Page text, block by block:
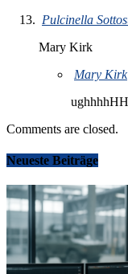
Pulcinella
Mary Kirk
Mary Kirk
Comments are closed.
Neueste Beiträge